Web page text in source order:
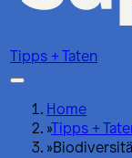
Tipps + Taten
Home
»Tipps +
»